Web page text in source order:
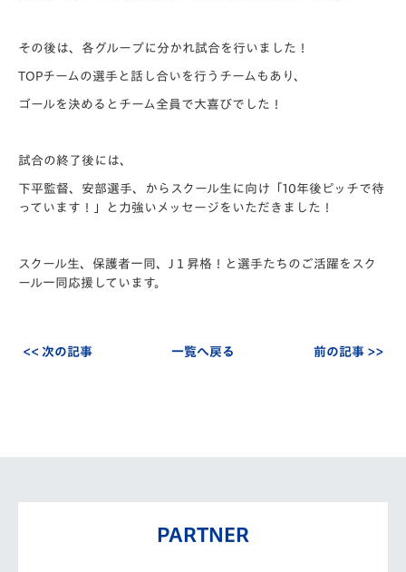
その後は、各グループに分かれ試合を行いました！
TOPチームの選手と話し合いを行うチームもあり、
ゴールを決めるとチーム全員で大喜びでした！
試合の終了後には、
下平監督、安部選手、からスクール生に向け「10年後ピッチで待
っています！」と力強いメッセージをいただきました！
スクール生、保護者一同、J１昇格！と選手たちのご活躍をスク
ール一同応援しています。
<< 次の記事 一覧へ戻る 前の記事 >>
PARTNER